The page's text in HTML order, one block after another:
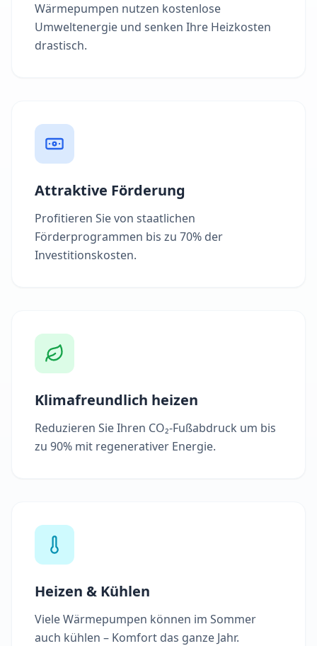
Wärmepumpen nutzen kostenlose
Umweltenergie und senken Ihre Heizkosten
drastisch.
Attraktive Förderung
Profitieren Sie von staatlichen
Förderprogrammen bis zu 70% der
Investitionskosten.
Klimafreundlich heizen
Reduzieren Sie Ihren CO₂-Fußabdruck um bis
zu 90% mit regenerativer Energie.
Heizen & Kühlen
Viele Wärmepumpen können im Sommer
auch kühlen – Komfort das ganze Jahr.